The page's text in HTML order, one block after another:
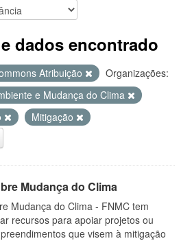
dados encontrado
Atribuição
Organizações:
e Mudança do Clima
Mitigação
Mudança do Clima
Mudança do Clima - FNMC tem
recursos para apoiar projetos ou
que visem à mitigação